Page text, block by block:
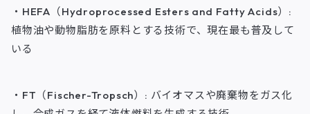
・HEFA（Hydroprocessed Esters and Fatty Acids）:
植物油や動物脂肪を原料とする技術で、現在最も普及して
いる
・FT（Fischer-Tropsch）: バイオマスや廃棄物をガス化